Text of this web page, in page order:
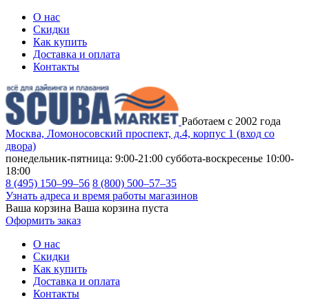
О нас
Скидки
Как купить
Доставка и оплата
Контакты
Работаем с 2002 года
Москва, Ломоносовский проспект, д.4, корпус 1 (вход со
двора)
понедельник-пятница: 9:00-21:00 суббота-воскресенье 10:00-
18:00
8 (495) 150–99–56 8 (800) 500–57–35
Узнать адреса и время работы магазинов
Ваша корзина Ваша корзина пуста
Оформить заказ
О нас
Скидки
Как купить
Доставка и оплата
Контакты